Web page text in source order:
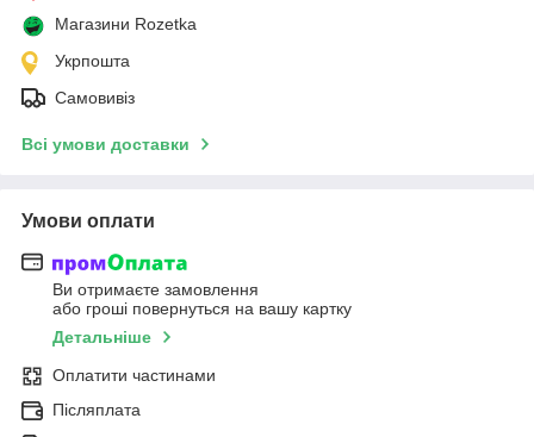
Магазини Rozetka
Укрпошта
Самовивіз
Всі умови доставки
Умови оплати
Ви отримаєте замовлення
або гроші повернуться на вашу картку
Детальніше
Оплатити частинами
Післяплата